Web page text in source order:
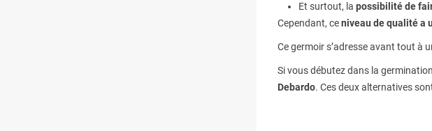
Et surtout, la possibilité de
Cependant, ceniveau de qualité a
Ce germoir s’adresse avant tout à
Si vous débutez dans la
Debardo. Ces deux alternatives